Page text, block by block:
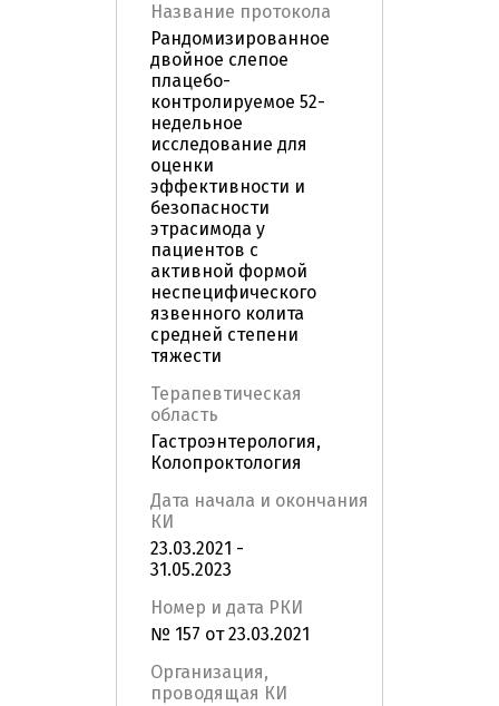
Название протокола
Рандомизированное
двойное слепое
плацебо-
контролируемое 52-
недельное
исследование для
оценки
эффективности и
безопасности
этрасимода у
пациентов с
активной формой
неспецифического
язвенного колита
средней степени
тяжести
Терапевтическая
область
Гастроэнтерология,
Колопроктология
Дата начала и окончания
КИ
23.03.2021 -
31.05.2023
Номер и дата РКИ
№ 157 от 23.03.2021
Организация,
проводящая КИ